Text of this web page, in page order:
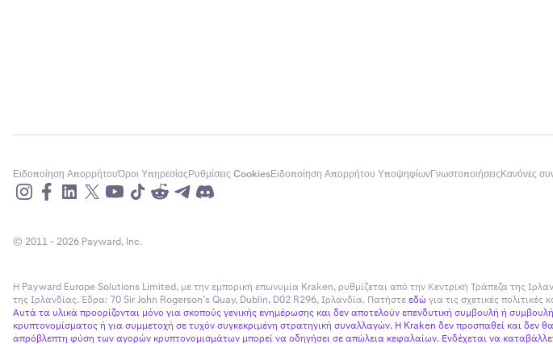
Ειδοποίηση ΑπορρήτουΌροι ΥπηρεσίαςΡυθμίσεις CookiesΕιδοποίηση Απορρήτου ΥποψηφίωνΓνωστοποιήσειςΚανόνες
© 2011 - 2026 Payward, Inc.
Η Payward Europe Solutions Limited, με την εμπορική επωνυμία Kraken, ρυθμίζεται από την Κεντρική Τράπεζα της
της Ιρλανδίας. Έδρα: 70 Sir John Rogerson’s Quay, Dublin, D02 R296, Ιρλανδία. Πατήστεεδώγια τις σχετικές πολιτικές
Αυτά τα υλικά προορίζονται μόνο για σκοπούς γενικής ενημέρωσης και δεν αποτελούν επενδυτική συμβουλή ή
κρυπτονομίσματος ή για συμμετοχή σε τυχόν συγκεκριμένη στρατηγική συναλλαγών. Η Kraken δεν προσπαθεί και δεν
απρόβλεπτη φύση των αγορών κρυπτονομισμάτων μπορεί να οδηγήσει σε απώλεια κεφαλαίων. Ενδέχεται να